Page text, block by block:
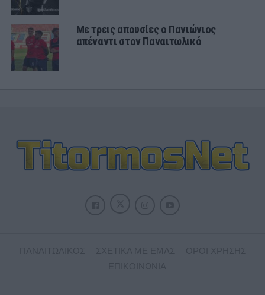
Με τρεις απουσίες ο Πανιώνιος
απέναντι στον Παναιτωλικό